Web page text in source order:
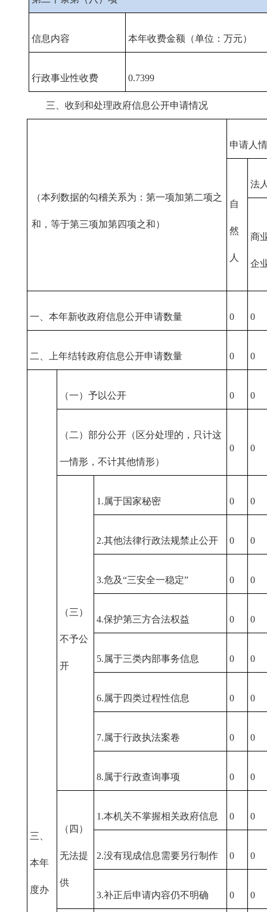
信息内容 本年收费金额（单位：万元）
行政事业性收费 0.7399
三、收到和处理政府信息公开申请情况
（本列数据的勾稽关系为：第一项加第二项之
和，等于第三项加第四项之和）
申请人
自
然
人
法
商
企
一、本年新收政府信息公开申请数量 0 0
二、上年结转政府信息公开申请数量 0 0
三、
本年
度办
（一）予以公开 0 0
（二）部分公开（区分处理的，只计这
一情形，不计其他情形）
0 0
（三）
不予公
开
1.属于国家秘密 0 0
2.其他法律行政法规禁止公开 0 0
3.危及“三安全一稳定” 0 0
4.保护第三方合法权益 0 0
5.属于三类内部事务信息 0 0
6.属于四类过程性信息 0 0
7.属于行政执法案卷 0 0
8.属于行政查询事项 0 0
（四）
无法提
供
1.本机关不掌握相关政府信息 0 0
2.没有现成信息需要另行制作 0 0
3.补正后申请内容仍不明确 0 0